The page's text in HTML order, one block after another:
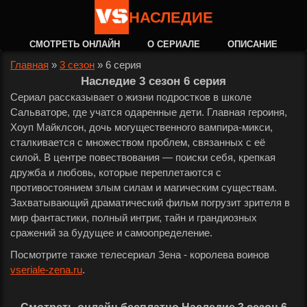
НАСЛЕДИЕ
СМОТРЕТЬ ОНЛАЙН О СЕРИАЛЕ ОПИСАНИЕ
Главная » 3 сезон » 6 серия
Наследие 3 сезон 6 серия
Сериал рассказывает о жизни подростков в школе
Сальваторе, где учатся одаренные дети. Главная героиня,
Хоуп Майклсон, дочь могущественного вампира-микси,
сталкивается с множеством проблем, связанных с её
силой. В центре повествования — поиски себя, крепкая
дружба и любовь, которые переплетаются с
противостоянием злым силам и магическим существам.
Захватывающий драматический фильм погрузит зрителя в
мир фантастики, полный интриг, тайн и грандиозных
сражений за будущее и самоопределение.
Посмотрите также телесериал Зена - королева воинов
vseriale-zena.ru.